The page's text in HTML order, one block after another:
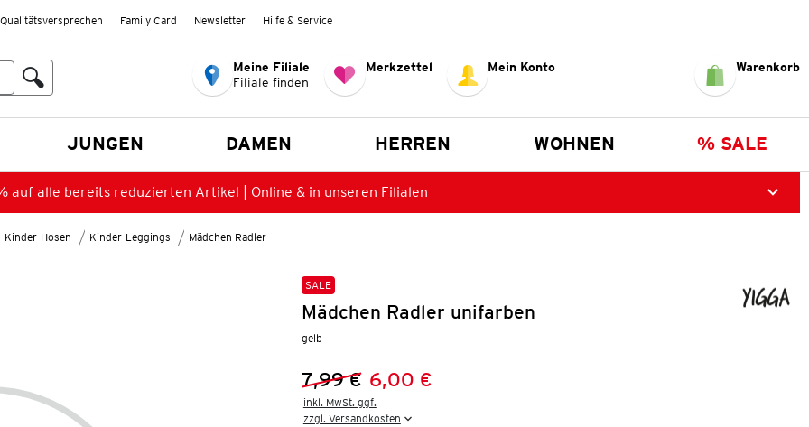
Qualitätsversprechen Family Card Newsletter Hilfe & Service
Meine Filiale
Filiale finden
Merkzettel Mein Konto Warenkorb
JUNGEN DAMEN HERREN WOHNEN % SALE
auf alle bereits reduzierten Artikel | Online & in unseren Filialen
Kinder-Hosen Kinder-Leggings Mädchen Radler
SALE
Mädchen Radler unifarben
gelb
Vorheriger Preis:
7,99 €
Neuer Preis:
6,00 €
inkl. MwSt. ggf.
zzgl. Versandkosten